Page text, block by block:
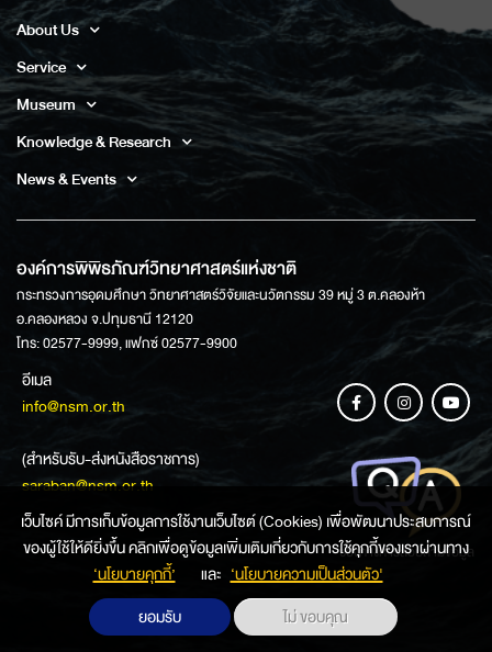
About Us
Service
Museum
Knowledge & Research
News & Events
องค์การพิพิธภัณฑ์วิทยาศาสตร์แห่งชาติ
กระทรวงการอุดมศึกษา วิทยาศาสตร์วิจัยและนวัตกรรม 39 หมู่ 3 ต.คลองห้า
อ.คลองหลวง จ.ปทุมธานี 12120
โทร: 02577-9999, แฟกซ์ 02577-9900
อีเมล
info@nsm.or.th
(สำหรับรับ-ส่งหนังสือราชการ)
saraban@nsm.or.th
ช่องทางการสอบถามข้อมูล
เว็บไซค์ มีการเก็บข้อมูลการใช้งานเว็บไซต์ (Cookies) เพื่อพัฒนาประสบการณ์
ของผู้ใช้ให้ดียิ่งขึ้น คลิกเพื่อดูข้อมูลเพิ่มเติมเกี่ยวกับการใช้คุกกี้ของเราผ่านทาง
‘นโยบายคุกกี้’
และ ‘นโยบายความเป็นส่วนตัว'
ยอมรับ
ไม่ ขอบคุณ